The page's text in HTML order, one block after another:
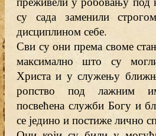
су сада заменили
дисциплином себе.
Сви су они према своме
максимално што су
Христа и у служењу
ропство под лажним
посвећена служби Богу и
се једино и постиже лично